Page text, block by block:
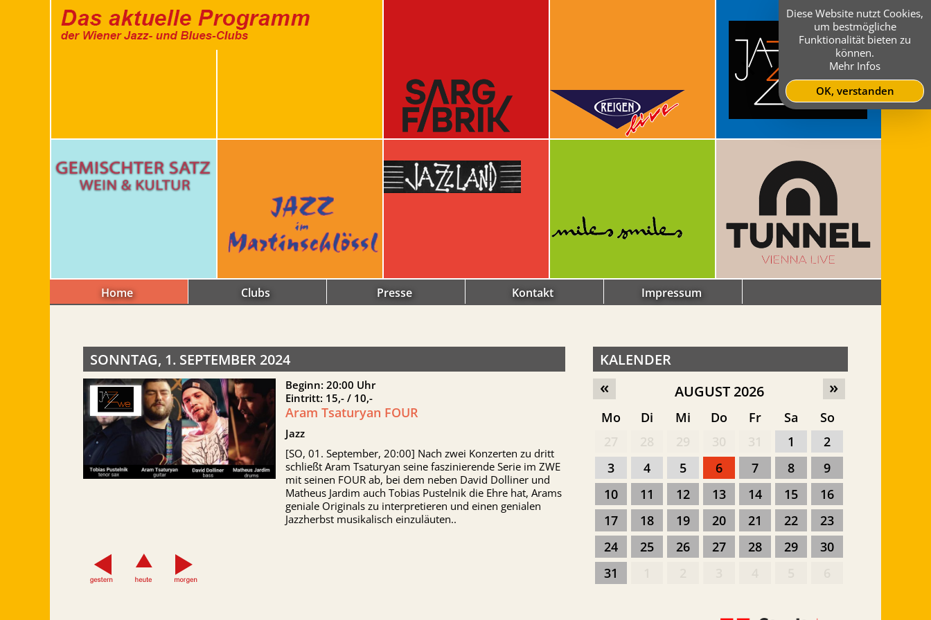
Home Clubs Presse Kontakt Impressum
SONNTAG, 1. SEPTEMBER 2024
Beginn: 20:00 Uhr
Eintritt: 15,- / 10,-
Aram Tsaturyan FOUR
Jazz
[SO, 01. September, 20:00] Nach zwei Konzerten zu dritt
schließt Aram Tsaturyan seine faszinierende Serie im ZWE
mit seinen FOUR ab, bei dem neben David Dolliner und
Matheus Jardim auch Tobias Pustelnik die Ehre hat, Arams
geniale Originals zu interpretieren und einen genialen
Jazzherbst musikalisch einzuläuten..
KALENDER
»
« AUGUST 2026
Mo Di Mi Do Fr Sa
So
1
2
3
4 5 6 7 8
9
10
11 12 13 14 15
16
17
18 19 20 21 22
23
24
25 26 27 28 29
30
31
Diese Website nutzt Cookies,
um bestmögliche
Funktionalität bieten zu
können.
Mehr Infos
OK, verstanden